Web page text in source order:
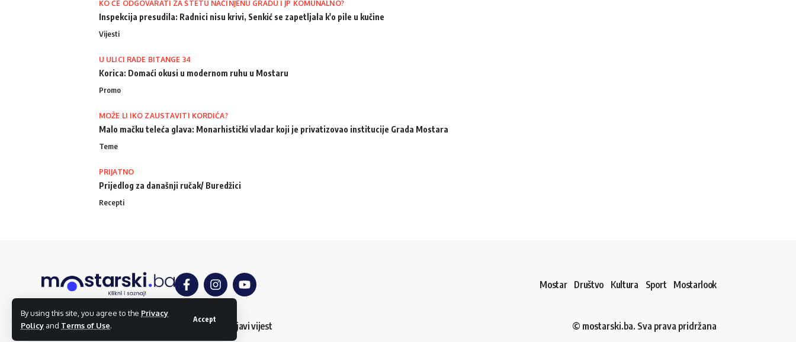
By using this site, you agree to the Privacy
Policy and Terms of Use.
Accept
KO ĆE ODGOVARATI ZA ŠTETU NAČINJENU GRADU I JP KOMUNALNO?
Inspekcija presudila: Radnici nisu krivi, Senkić se zapetljala k'o pile u kučine
Vijesti
U ULICI RADE BITANGE 34
Korica: Domaći okusi u modernom ruhu u Mostaru
Promo
MOŽE LI IKO ZAUSTAVITI KORDIĆA?
Malo mačku teleća glava: Monarhistički vladar koji je privatizovao institucije Grada Mostara
Teme
PRIJATNO
Prijedlog za današnji ručak/ Buredžici
Recepti
Mostar Društvo Kultura Sport Mostarlook
O nama Impressum Kontakt Dojavi vijest © mostarski.ba. Sva prava pridržana